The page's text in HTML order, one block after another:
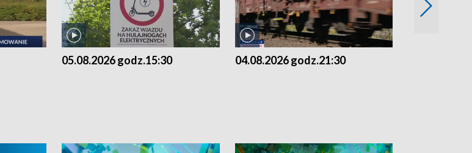
05.08.2026 godz.15:30 04.08.2026 godz.21:30